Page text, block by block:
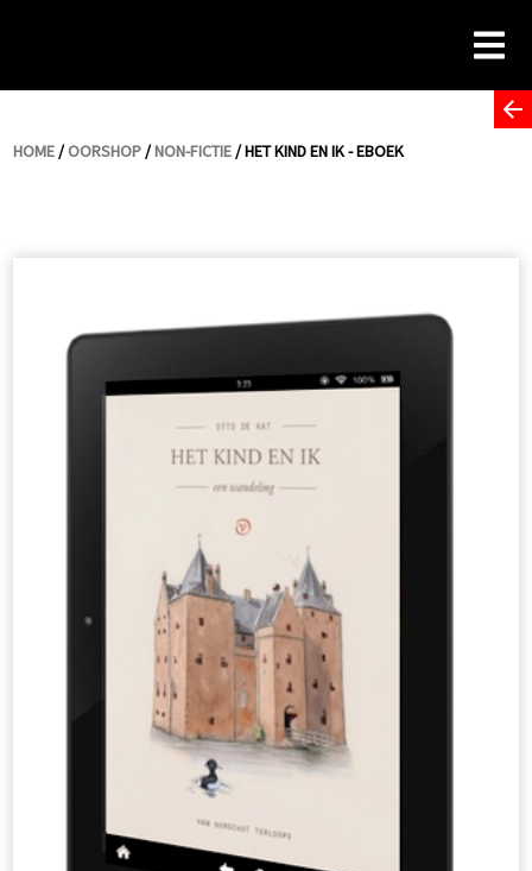
HOME/OORSHOP/NON-FICTIE/ HET KIND EN IK - EBOEK